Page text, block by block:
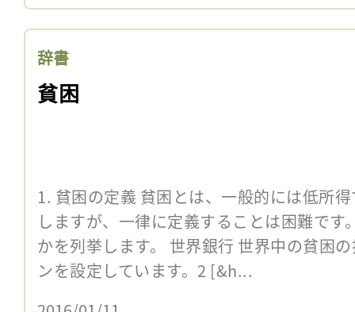
辞書
貧困
1. 貧困の定義 貧困とは、一般的には低所
しますが、一律に定義することは困難で
かを列挙します。 世界銀行 世界中の貧困
ンを設定しています。2 [&h...